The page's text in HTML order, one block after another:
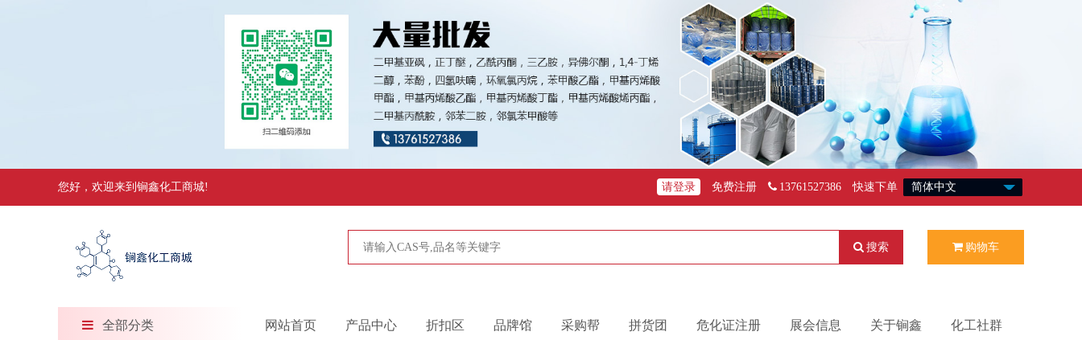
您好，欢迎来到锏鑫化工商城! 请登录 免费注册 13761527386 快速下单
购物车
搜索
全部分类 网站首页 产品中心 折扣区 品牌馆 采购帮 拼货团 危化证注册 展会信息 关于锏鑫 化工社群